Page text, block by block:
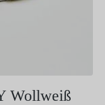
Wollweiß